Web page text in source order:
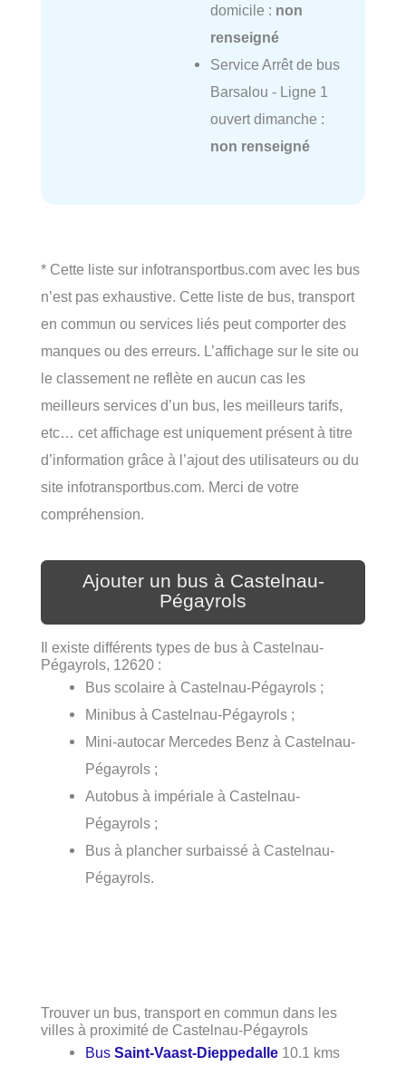
domicile : non
renseigné
Service Arrêt de bus
Barsalou - Ligne 1
ouvert dimanche :
non renseigné
* Cette liste sur infotransportbus.com avec les bus
n’est pas exhaustive. Cette liste de bus, transport
en commun ou services liés peut comporter des
manques ou des erreurs. L’affichage sur le site ou
le classement ne reflète en aucun cas les
meilleurs services d’un bus, les meilleurs tarifs,
etc… cet affichage est uniquement présent à titre
d’information grâce à l’ajout des utilisateurs ou du
site infotransportbus.com. Merci de votre
compréhension.
Ajouter un bus à Castelnau-
Pégayrols
Il existe différents types de bus à Castelnau-
Pégayrols, 12620 :
Bus scolaire à Castelnau-Pégayrols ;
Minibus à Castelnau-Pégayrols ;
Mini-autocar Mercedes Benz à Castelnau-
Pégayrols ;
Autobus à impériale à Castelnau-
Pégayrols ;
Bus à plancher surbaissé à Castelnau-
Pégayrols.
Trouver un bus, transport en commun dans les
villes à proximité de Castelnau-Pégayrols
BusSaint-Vaast-Dieppedalle 10.1 kms